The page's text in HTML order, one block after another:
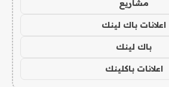
مشاريع
اعلانات باك لينك
باك لينك
اعلانات باكلينك